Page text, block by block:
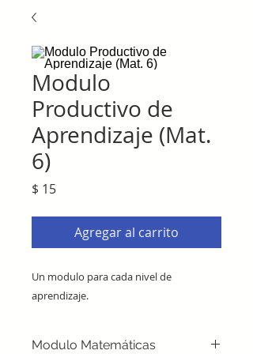
Modulo
Productivo de
Aprendizaje (Mat.
6)
$ 15Precio
Agregar al carrito
Un modulo para cada nivel de
aprendizaje.
Modulo Matemáticas